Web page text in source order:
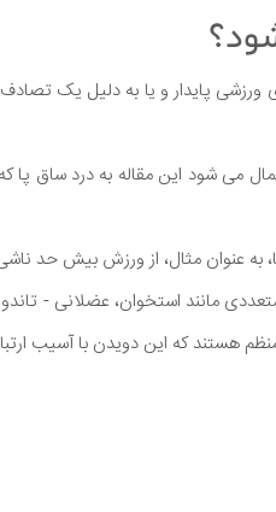
ورزشی پایدار و یا به دلیل یک
می شود این مقاله به درد ساق پا
به عنوان مثال، از ورزش بیش حد
مانند استخوان، عضلانی -
هستند که این دویدن با آسیب